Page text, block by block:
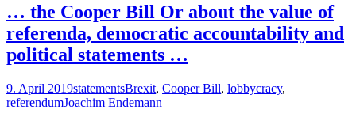
… the Cooper Bill Or about the value of
referenda, democratic accountability and
political statements …
9. April 2019statementsBrexit, Cooper Bill, lobbycracy,
referendumJoachim Endemann